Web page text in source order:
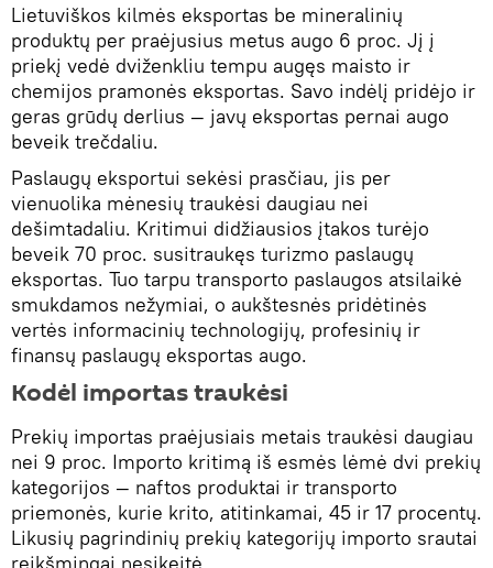
Lietuviškos kilmės eksportas be mineralinių
produktų per praėjusius metus augo 6 proc. Jį į
priekį vedė dviženkliu tempu augęs maisto ir
chemijos pramonės eksportas. Savo indėlį pridėjo ir
geras grūdų derlius — javų eksportas pernai augo
beveik trečdaliu.
Paslaugų eksportui sekėsi prasčiau, jis per
vienuolika mėnesių traukėsi daugiau nei
dešimtadaliu. Kritimui didžiausios įtakos turėjo
beveik 70 proc. susitraukęs turizmo paslaugų
eksportas. Tuo tarpu transporto paslaugos atsilaikė
smukdamos nežymiai, o aukštesnės pridėtinės
vertės informacinių technologijų, profesinių ir
finansų paslaugų eksportas augo.
Kodėl importas traukėsi
Prekių importas praėjusiais metais traukėsi daugiau
nei 9 proc. Importo kritimą iš esmės lėmė dvi prekių
kategorijos — naftos produktai ir transporto
priemonės, kurie krito, atitinkamai, 45 ir 17 procentų.
Likusių pagrindinių prekių kategorijų importo srautai
reikšmingai nesikeitė.